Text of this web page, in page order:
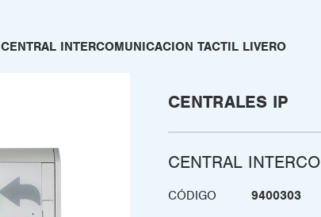
CENTRAL INTERCOMUNICACION TACTIL LIVERO
CENTRALES IP
CENTRAL
CÓDIGO
9400303